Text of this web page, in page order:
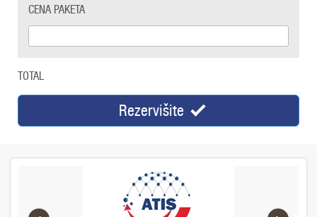
CENA PAKETA
TOTAL
Rezervišite